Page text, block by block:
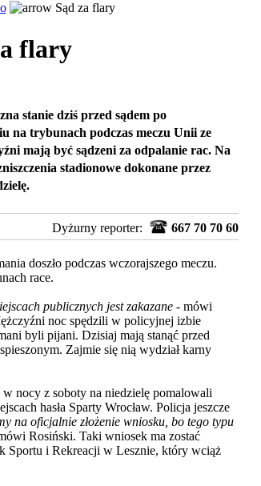
Sąd za flary
flary
stanie dziś przed sądem po
na trybunach podczas meczu Unii ze
mają być sądzeni za odpalanie rac. Na
stadionowe dokonane przez
Dyżurny reporter: 667 70 70 60
doszło podczas wczorajszego meczu.
race.
publicznych jest zakazane - mówi
noc spędzili w policyjnej izbie
byli pijani. Dzisiaj mają stanąć przed
Zajmie się nią wydział karny
nocy z soboty na niedzielę pomalowali
hasła Sparty Wrocław. Policja jeszcze
na oficjalnie złożenie wniosku, bo tego typu
Rosiński. Taki wniosek ma zostać
Sportu i Rekreacji w Lesznie, który wciąż